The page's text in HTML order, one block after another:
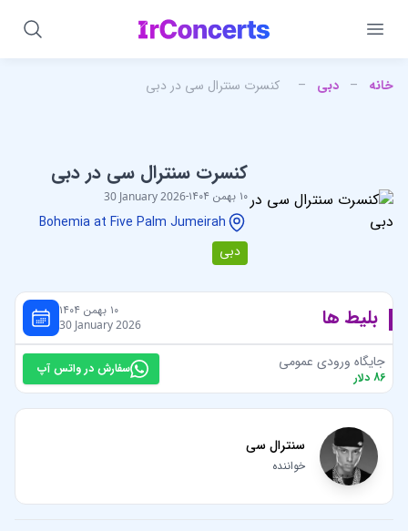
خانه – دبی – کنسرت سنترال سی در دبی
کنسرت سنترال سی در دبی
۱۰ بهمن ۱۴۰۴ -
30 January 2026
Bohemia at Five Palm Jumeirah
دبی
بلیط ها ۱۰ بهمن ۱۴۰۴
30 January 2026
جایگاه ورودی عمومی
86 دلار
سفارش در واتس آپ
سنترال سی
خواننده